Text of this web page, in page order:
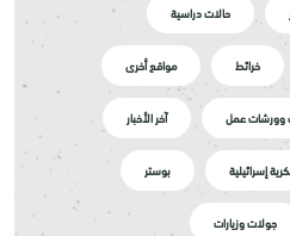
حالات دراسية
خرائط مواقع أخرى
وورشات عمل آخر الأخبار
إسرائيلية بوستر
جولات وزيارات